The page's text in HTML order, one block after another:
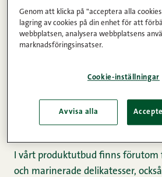
genmodifierats (läs mer om
Att grilla griskött behöver inte
du grilla som en riktig grillmästare!
Kryddning
I vårt produktutbud finns förutom
och marinerade delikatesser,
Genom att klicka på "acceptera alla
lagring av cookies på din enhet för att
webbplatsen, analysera webbplatsens
marknadsföringsinsatser.
Cookie-inställningar
Avvisa alla